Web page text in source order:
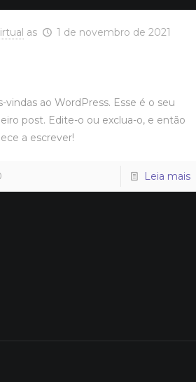
as 1 de novembro de 2021
vindas ao WordPress. Esse é o seu
post. Edite-o ou exclua-o, e então
a escrever!
Leia mais